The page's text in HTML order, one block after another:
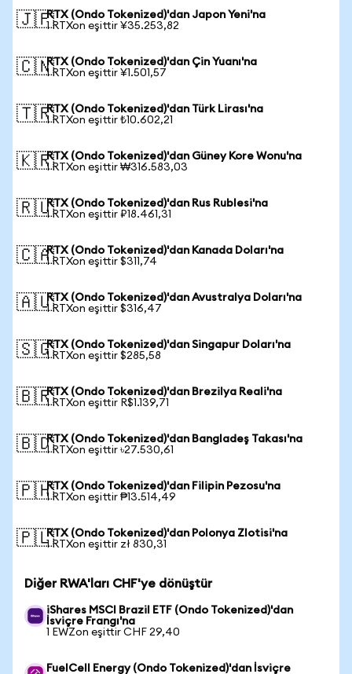
🇯🇵RTX (Ondo Tokenized)'dan Japon Yeni'na
1 RTXon eşittir ¥35.253,82
🇨🇳RTX (Ondo Tokenized)'dan Çin Yuanı'na
1 RTXon eşittir ¥1.501,57
🇹🇷RTX (Ondo Tokenized)'dan Türk Lirası'na
1 RTXon eşittir ₺10.602,21
🇰🇷RTX (Ondo Tokenized)'dan Güney Kore Wonu'na
1 RTXon eşittir ₩316.583,03
🇷🇺RTX (Ondo Tokenized)'dan Rus Rublesi'na
1 RTXon eşittir ₽18.461,31
🇨🇦RTX (Ondo Tokenized)'dan Kanada Doları'na
1 RTXon eşittir $311,74
🇦🇺RTX (Ondo Tokenized)'dan Avustralya Doları'na
1 RTXon eşittir $316,47
🇸🇬RTX (Ondo Tokenized)'dan Singapur Doları'na
1 RTXon eşittir $285,58
🇧🇷RTX (Ondo Tokenized)'dan Brezilya Reali'na
1 RTXon eşittir R$1.139,71
🇧🇩RTX (Ondo Tokenized)'dan Bangladeş Takası'na
1 RTXon eşittir ৳27.530,61
🇵🇭RTX (Ondo Tokenized)'dan Filipin Pezosu'na
1 RTXon eşittir ₱13.514,49
🇵🇱RTX (Ondo Tokenized)'dan Polonya Zlotisi'na
1 RTXon eşittir zł 830,31
Diğer RWA'ları CHF'ye dönüştür
iShares MSCI Brazil ETF (Ondo Tokenized)'dan
İsviçre Frangı'na
1 EWZon eşittir CHF 29,40
FuelCell Energy (Ondo Tokenized)'dan İsviçre